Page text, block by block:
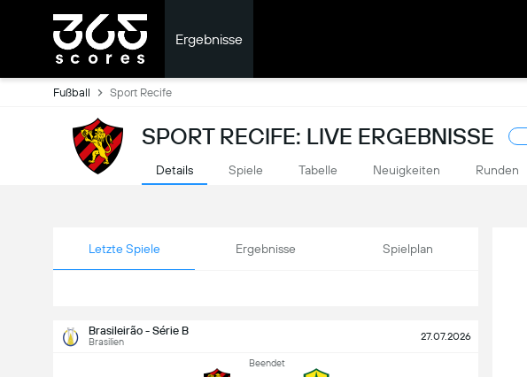
Ergebnisse
Fußball Sport Recife
SPORT RECIFE: LIVE ERGEBNISSE
Details Spiele Tabelle Neuigkeiten Runden
Letzte Spiele Ergebnisse Spielplan
Brasileirão - Série B
Brasilien 27.07.2026
Beendet